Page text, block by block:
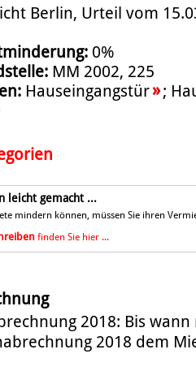
Berlin, Urteil vom
0%
MM 2002, 225
Hauseingangstür»;
leicht gemacht ...
mindern können, müssen Sie ihren
finden Sie hier ...
2018: Bis
2018 dem